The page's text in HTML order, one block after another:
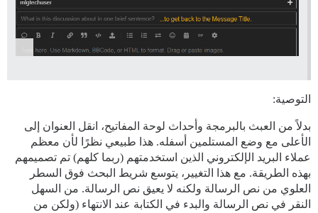
التوصية:
بدلاً من العبث بالبرمجة وأحداث لوحة المفاتيح، انقل العنوان إلى
الأعلى مع وضع المستلمين أسفله. هذا طبيعي نظرًا لأن معظم
عملاء البريد الإلكتروني الذين استخدمتهم (ربما كلهم) تم تصميمهم
بهذه الطريقة. مع هذا التغيير، يتوسع شريط البحث فوق السطر
العلوي من نص الرسالة ولكنه لا يعيق نص الرسالة. من السهل
النقر في نص الرسالة والبدء في الكتابة عند الانتهاء (ولكن من